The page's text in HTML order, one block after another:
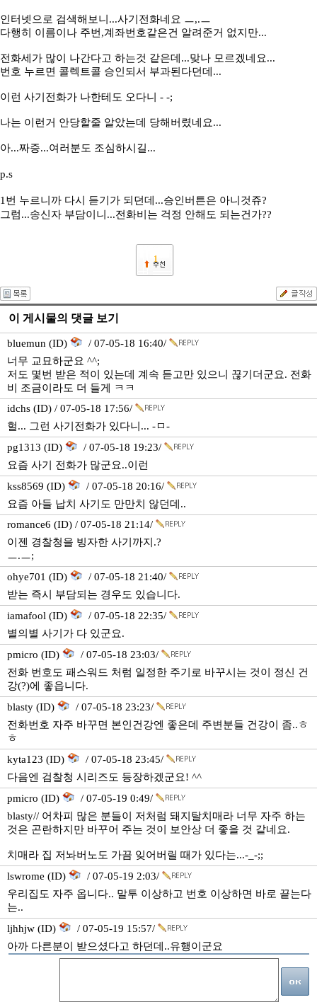
인터넷으로 검색해보니...사기전화네요 ㅡ,.ㅡ
다행히 이름이나 주번,계좌번호같은건 알려준거 없지만...
전화세가 많이 나간다고 하는것 같은데...맞나 모르겠네요...
번호 누르면 콜렉트콜 승인되서 부과된다던데...
이런 사기전화가 나한테도 오다니 - -;
나는 이런거 안당할줄 알았는데 당해버렸네요...
아...짜증...여러분도 조심하시길...
p.s
1번 누르니까 다시 듣기가 되던데...승인버튼은 아니것쥬?
그럼...송신자 부담이니...전화비는 걱정 안해도 되는건가??
1
이 게시물의 댓글 보기
bluemun (ID)
/ 07-05-18 16:40/
너무 교묘하군요 ^^;
저도 몇번 받은 적이 있는데 계속 듣고만 있으니 끊기더군요. 전화
비 조금이라도 더 들게 ㅋㅋ
idchs (ID) / 07-05-18 17:56/
헐... 그런 사기전화가 있다니... -ㅁ-
pg1313 (ID)
/ 07-05-18 19:23/
요즘 사기 전화가 많군요..이런
kss8569 (ID)
/ 07-05-18 20:16/
요즘 아들 납치 사기도 만만치 않던데..
romance6 (ID) / 07-05-18 21:14/
이젠 경찰청을 빙자한 사기까지.?
ㅡ.ㅡ;
ohye701 (ID)
/ 07-05-18 21:40/
받는 즉시 부담되는 경우도 있습니다.
iamafool (ID)
/ 07-05-18 22:35/
별의별 사기가 다 있군요.
pmicro (ID)
/ 07-05-18 23:03/
전화 번호도 패스워드 처럼 일정한 주기로 바꾸시는 것이 정신 건
강(?)에 좋읍니다.
blasty (ID)
/ 07-05-18 23:23/
전화번호 자주 바꾸면 본인건강엔 좋은데 주변분들 건강이 좀..ㅎ
ㅎ
kyta123 (ID)
/ 07-05-18 23:45/
다음엔 검찰청 시리즈도 등장하겠군요! ^^
pmicro (ID)
/ 07-05-19 0:49/
blasty// 어차피 많은 분들이 저처럼 돼지탈치매라 너무 자주 하는
것은 곤란하지만 바꾸어 주는 것이 보안상 더 좋을 것 같네요.
치매라 집 저놔버노도 가끔 잊어버릴 때가 있다는...-_-;;
lswrome (ID)
/ 07-05-19 2:03/
우리집도 자주 옵니다.. 말투 이상하고 번호 이상하면 바로 끝는다
는..
ljhhjw (ID)
/ 07-05-19 15:57/
아까 다른분이 받으셨다고 하던데..유행이군요